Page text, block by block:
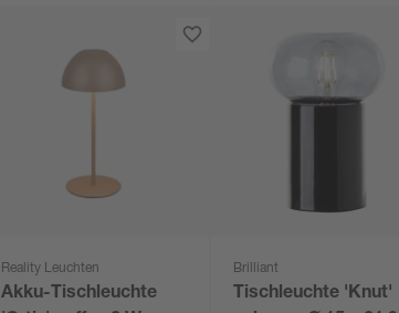
Reality Leuchten
Akku-Tischleuchte
Brilliant
Tischleuchte 'Knut'